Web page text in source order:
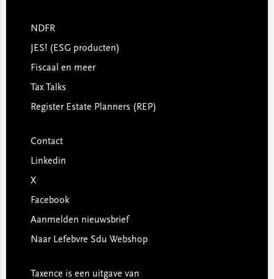
NDFR
JES! (ESG producten)
Fiscaal en meer
Tax Talks
Register Estate Planners (REP)
Contact
Linkedin
X
Facebook
Aanmelden nieuwsbrief
Naar Lefebvre Sdu Webshop
Taxence is een uitgave van